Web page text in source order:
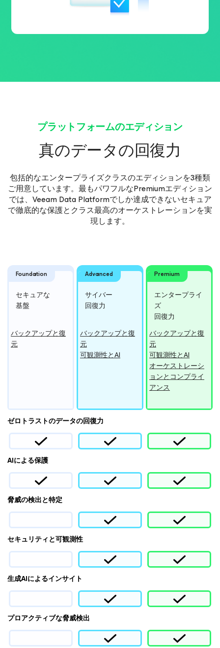
プラットフォームのエディション
真のデータの回復力
包括的なエンタープライズクラスのエディションを3種類
ご用意しています。最もパワフルなPremiumエディション
では、Veeam Data Platformでしか達成できないセキュア
で徹底的な保護とクラス最高のオーケストレーションを実
現します。
Foundation
セキュアな
基盤
Advanced
サイバー
回復力
Premium
エンタープライ
ズ
回復力
バックアップと復
元
バックアップと復
元
可観測性とAI
バックアップと復
元
可観測性とAI
オーケストレーシ
ョンとコンプライ
アンス
ゼロトラストのデータの回復力
AIによる保護
脅威の検出と特定
セキュリティと可観測性
生成AIによるインサイト
プロアクティブな脅威検出